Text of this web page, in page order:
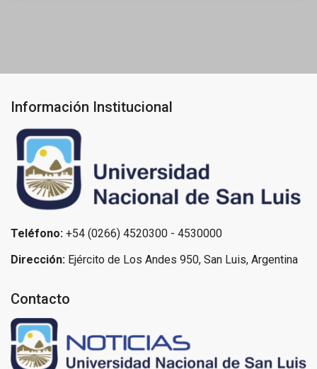
Información Institucional
Teléfono: +54 (0266) 4520300 - 4530000
Dirección: Ejército de Los Andes 950, San Luis, Argentina
Contacto